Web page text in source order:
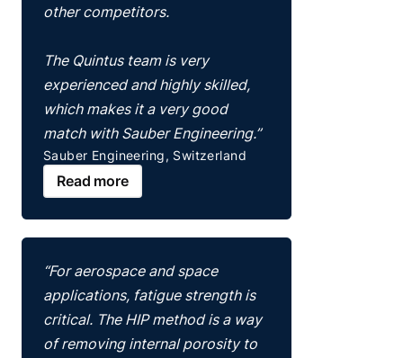
other competitors.
The Quintus team is very
experienced and highly skilled,
which makes it a very good
match with Sauber Engineering.”
Sauber Engineering, Switzerland
Read more
“For aerospace and space
applications, fatigue strength is
critical. The HIP method is a way
of removing internal porosity to